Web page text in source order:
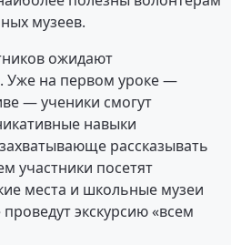
музеев.
ожидают
Уже на первом уроке —
— ученики смогут
навыки
рассказывать
участники посетят
места и школьные музеи
экскурсию «всем